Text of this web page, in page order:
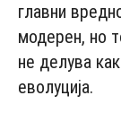
главни
модерен, но
не делува
еволуција.